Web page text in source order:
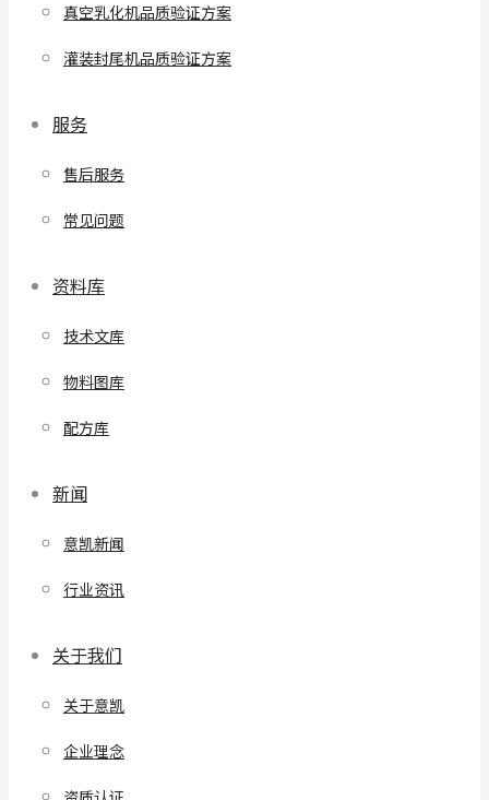
真空乳化机品质验证方案
灌装封尾机品质验证方案
服务
售后服务
常见问题
资料库
技术文库
物料图库
配方库
新闻
意凯新闻
行业资讯
关于我们
关于意凯
企业理念